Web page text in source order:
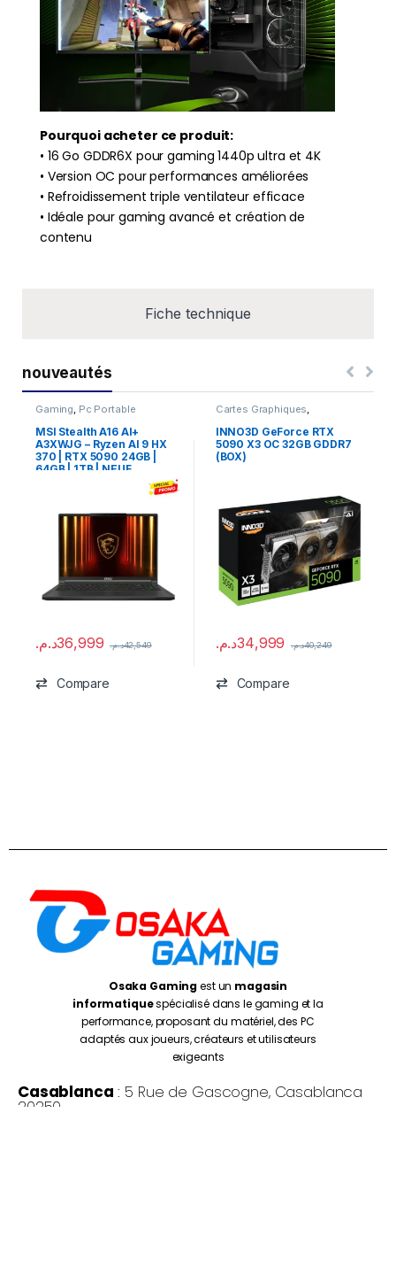
Fiche technique
Pourquoi acheter ce produit:
• 16 Go GDDR6X pour gaming 1440p ultra et 4K
• Version OC pour performances améliorées
• Refroidissement triple ventilateur efficace
• Idéale pour gaming avancé et création de
contenu
nouveautés
Gaming, Pc Portable
MSI Stealth A16 AI+
A3XWJG – Ryzen AI 9 HX
370 | RTX 5090 24GB |
64GB | 1TB | NEUF
36,999د.م. 42,549د.م.
Compare
Cartes Graphiques,
INNO3D GeForce RTX
5090 X3 OC 32GB GDDR7
(BOX)
34,999د.م. 40,249د.م.
Compare
Osaka Gamingest un magasin
informatiquespécialisé dans le gaming et la
performance, proposant du matériel, des PC
adaptés aux joueurs, créateurs et utilisateurs
exigeants
Casablanca : 5 Rue de Gascogne, Casablanca
20250